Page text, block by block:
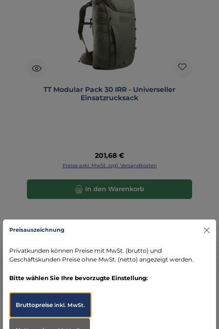
TT Modular Pack 30 IRR - Universeller
Einsatzrucksack
Regulärer Preis:
201,68 €
Preise exkl. MwSt. zzgl. Versandkosten
In den Warenkorb
Preisauszeichnung
Privatkunden können Preise mit MwSt. (brutto) und
Geschäftskunden Preise ohne MwSt. (netto) angezeigt werden.
Bitte wählen Sie Ihre bevorzugte Einstellung:
Bruttopreiseinkl. MwSt.